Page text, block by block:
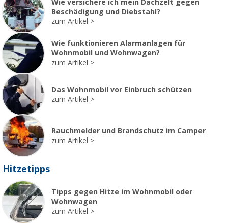
Wie versichere ich mein Dachzelt gegen
Beschädigung und Diebstahl?
zum Artikel
Wie funktionieren Alarmanlagen für
Wohnmobil und Wohnwagen?
zum Artikel
Das Wohnmobil vor Einbruch schützen
zum Artikel
Rauchmelder und Brandschutz im Camper
zum Artikel
Hitzetipps
Tipps gegen Hitze im Wohnmobil oder
Wohnwagen
zum Artikel